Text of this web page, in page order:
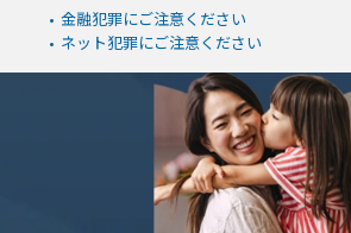
• 金融犯罪にご注意ください
• ネット犯罪にご注意ください